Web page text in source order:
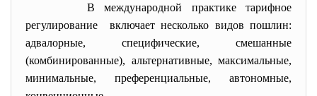
В международной практике тарифное
регулирование включает несколько видов пошлин:
адвалорные, специфические, смешанные
(комбинированные), альтернативные, максимальные,
минимальные, преференциальные, автономные,